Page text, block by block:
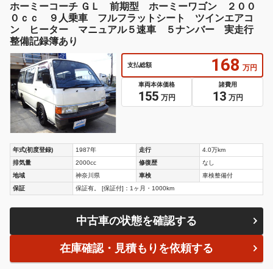
ホーミーコーチ ＧＬ 前期型 ホーミーワゴン ２００
０ｃｃ ９人乗車 フルフラットシート ツインエアコ
ン ヒーター マニュアル５速車 ５ナンバー 実走行
整備記録簿あり
支払総額 168 万円
車両本体価格
155 万円
諸費用
13 万円
年式(初度登録) 1987年 走行
4.0万km
排気量
2000cc 修復歴
なし
地域
神奈川県 車検
車検整備付
保証
保証有。 [保証付]：1ヶ月・1000km
中古車の状態を確認する
在庫確認・見積もりを依頼する